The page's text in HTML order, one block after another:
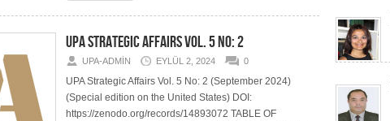
UPA STRATEGIC AFFAIRS VOL. 5 NO: 2
UPA-ADMIN EYLÜL 2, 2024 0
UPA Strategic Affairs Vol. 5 No: 2 (September 2024)
(Special edition on the United States) DOI:
https://zenodo.org/records/14893072 TABLE OF